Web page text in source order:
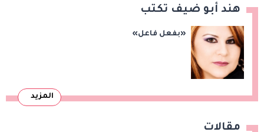
هند أبو ضيف تكتب
«بفعل فاعل»
المزيد
مقالات